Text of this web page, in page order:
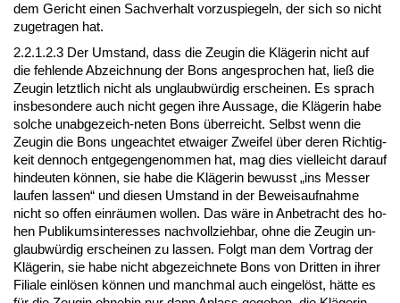
dem Ge­richt ei­nen Sach­ver­halt vor­zu­spie­geln, der sich so nicht
zu­ge­tra­gen hat.
2.2.1.2.3 Der Um­stand, dass die Zeu­gin die Kläge­rin nicht auf
die feh­len­de Ab­zeich­nung der Bons an­ge­spro­chen hat, ließ die
Zeu­gin letzt­lich nicht als un­glaubwürdig er­schei­nen. Es sprach
ins­be­son­de­re auch nicht ge­gen ih­re Aus­sa­ge, die Kläge­rin ha­be
sol­che un­ab­ge­zeich-ne­ten Bons über­reicht. Selbst wenn die
Zeu­gin die Bons un­ge­ach­tet et­wai­ger Zwei­fel über de­ren Rich­tig­
keit den­noch ent­ge­gen­ge­nom­men hat, mag dies viel­leicht dar­auf
hin­deu­ten können, sie ha­be die Kläge­rin be­wusst „ins Mes­ser
lau­fen las­sen“ und die­sen Um­stand in der Be­weis­auf­nah­me
nicht so of­fen einräum­en wol­len. Das wäre in An­be­tracht des ho­
hen Pu­bli­kums­in­ter­es­ses nach­voll­zieh­bar, oh­ne die Zeu­gin un­
glaubwürdig er­schei­nen zu las­sen. Folgt man dem Vor­trag der
Kläge­rin, sie ha­be nicht ab­ge­zeich­ne­te Bons von Drit­ten in ih­rer
Fi­lia­le einlösen können und manch­mal auch ein­gelöst, hätte es